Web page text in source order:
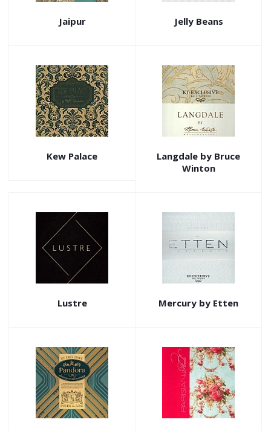
Jaipur Jelly Beans
Kew Palace
Langdale by Bruce
Winton
Lustre Mercury by Etten